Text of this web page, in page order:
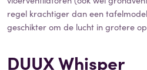
regel krachtiger dan een
geschikter om de lucht in grotere
DUUX Whisper